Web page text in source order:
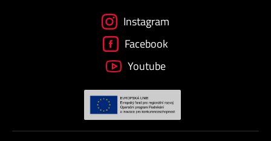
Instagram
Facebook
Youtube